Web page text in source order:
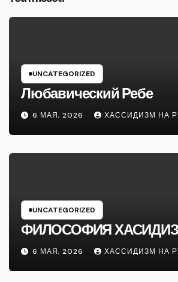
UNCATEGORIZED
Любавический Ребе
6 МАЯ, 2026 ХАССИДИЗМ НА
UNCATEGORIZED
ФИЛОСОФИЯ
6 МАЯ, 2026 ХАССИДИЗМ НА